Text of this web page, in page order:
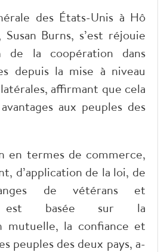
des États-Unis à Hô
Burns, s’est réjouie
de la coopération dans
depuis la mise à niveau
affirmant que cela
aux peuples des
en termes de commerce,
d’application de la loi, de
de vétérans et
est basée sur la
mutuelle, la confiance et
peuples des deux pays, a-